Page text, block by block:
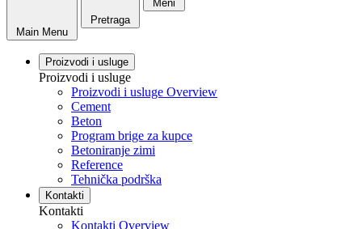
Main Menu
Pretraga
Meni
Proizvodi i usluge
Proizvodi i usluge
Proizvodi i usluge Overview
Cement
Beton
Program brige za kupce
Betoniranje zimi
Reference
Tehnička podrška
Kontakti
Kontakti
Kontakti Overview